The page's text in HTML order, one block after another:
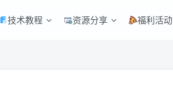
技术教程 资源分享 福利活动